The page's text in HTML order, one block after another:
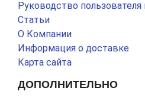
Руководство
Статьи
О Компании
Информация о доставке
Карта сайта
ДОПОЛНИТЕЛЬНО